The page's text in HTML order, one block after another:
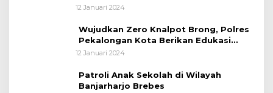
12 Januari 2024
Wujudkan Zero Knalpot Brong, Polres
Pekalongan Kota Berikan Edukasi
Kepada Pelajar
12 Januari 2024
Patroli Anak Sekolah di Wilayah
Banjarharjo Brebes